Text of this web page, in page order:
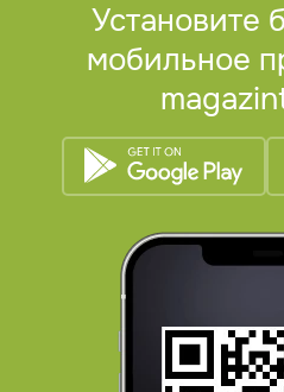
Установите
мобильное